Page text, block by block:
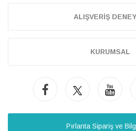
ALIŞVERİŞ
KURUMSAL
Pırlanta Sipariş ve